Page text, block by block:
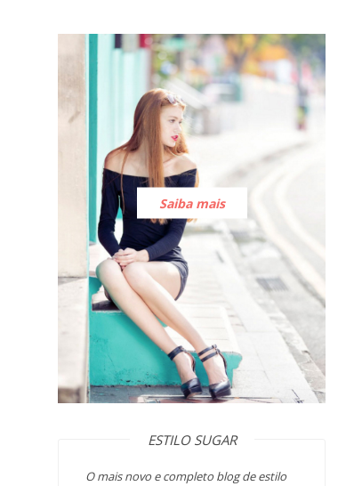
Saiba mais
ESTILO SUGAR
O mais novo e completo blog de estilo